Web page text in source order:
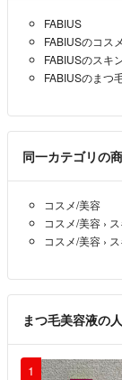
発送方法…匿名発送
可能でしょうか？
ひぃちゃん- 3ヶ月前
FABIUS
FABIUSのコス
FABIUSのスキ
FABIUSのまつ
同一カテゴリの
コスメ/美容
コスメ/美容 ›
コスメ/美容 ›
まつ毛美容液の
1